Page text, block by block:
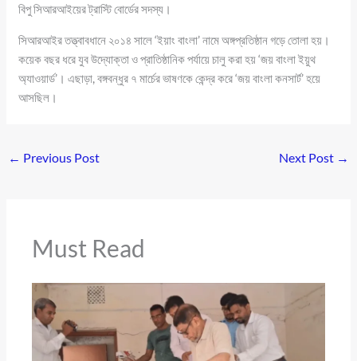
বিপু সিআরআইয়ের ট্রাস্টি বোর্ডের সদস্য।
সিআরআইর তত্ত্বাবধানে ২০১৪ সালে ‘ইয়াং বাংলা’ নামে অঙ্গপ্রতিষ্ঠান গড়ে তোলা হয়।
কয়েক বছর ধরে যুব উদ্যোক্তা ও প্রাতিষ্ঠানিক পর্যায়ে চালু করা হয় ‘জয় বাংলা ইয়ুথ
অ্যাওয়ার্ড’। এছাড়া, বঙ্গবন্ধুর ৭ মার্চের ভাষণকে কেন্দ্র করে ‘জয় বাংলা কনসার্ট’ হয়ে
আসছিল।
← Previous Post Next Post →
Must Read